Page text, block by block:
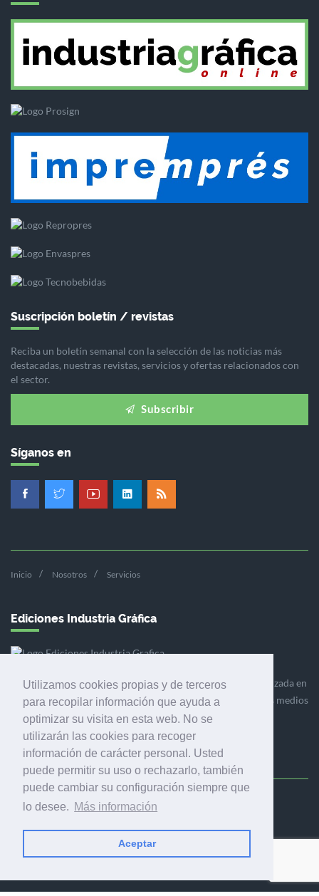
Utilizamos cookies propias y de terceros
para recopilar información que ayuda a
optimizar su visita en esta web. No se
utilizarán las cookies para recoger
información de carácter personal. Usted
puede permitir su uso o rechazarlo, también
puede cambiar su configuración siempre que
lo desee. Más información
Aceptar
Suscripción boletín / revistas
Reciba un boletín semanal con la selección de las noticias más
destacadas, nuestras revistas, servicios y ofertas relacionados con
el sector.
Subscribir
Síganos en
Inicio Nosotros Servicios
Ediciones Industria Gráfica
Ediciones Industria Gráfica es una empresa editora especializada en
el mercado de la comunicación gráfica que engloba diversos medios
profesionales especializados en el mercado gráfico, la
comunicación visual y el envasado.
Ediciones Industria Gráfica, S.C.P.